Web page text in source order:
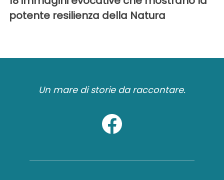
potente resilienza della Natura
Un mare di storie da raccontare.